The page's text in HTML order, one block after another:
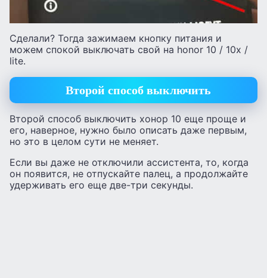
Сделали? Тогда зажимаем кнопку питания и
можем спокой выключать свой на honor 10 / 10x /
lite.
Второй способ выключить
Второй способ выключить хонор 10 еще проще и
его, наверное, нужно было описать даже первым,
но это в целом сути не меняет.
Если вы даже не отключили ассистента, то, когда
он появится, не отпускайте палец, а продолжайте
удерживать его еще две-три секунды.